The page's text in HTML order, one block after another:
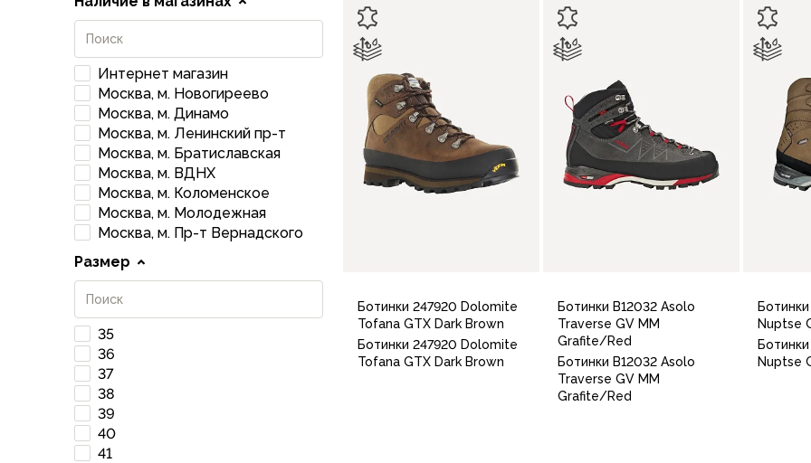
Флисовые куртки
Беговые и спортивные
Пончо и дождевики
Пуховые куртки
Куртки с синтетическим утеплителем
Жилеты
Брюки
Мембранные брюки
Брюки софтшелл и ветрозащита
Брюки с синтетическим утеплителем
Флисовые брюки
Беговые и спортивные
Шорты
Термобелье
Термофутболки
Термолеггинсы
Термотрусы
Толстовки, худи
Футболки
Нижнее белье
Обувь
Интернет магазин
Москва, м. Новогиреево
Москва, м. Динамо
Москва, м. Ленинский пр-т
Москва, м. Братиславская
Москва, м. ВДНХ
Москва, м. Коломенское
Москва, м. Молодежная
Москва, м. Пр-т Вернадского
Размер
35
36
37
38
39
40
41
Ботинки 247920 Dolomite
Tofana GTX Dark Brown
Ботинки 247920 Dolomite
Tofana GTX Dark Brown
Ботинки B12032 Asolo
Traverse GV MM
Grafite/Red
Ботинки B12032 Asolo
Traverse GV MM
Grafite/Red
Nuptse
Nuptse